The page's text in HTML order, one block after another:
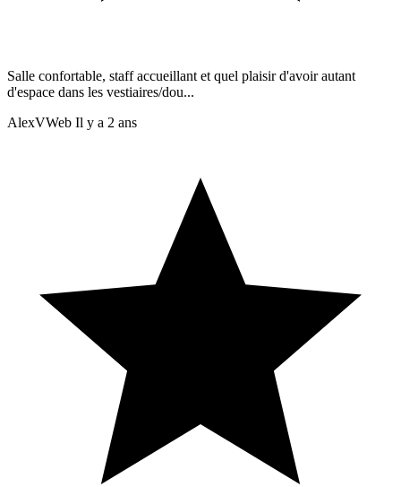
Salle confortable, staff accueillant et quel plaisir d'avoir autant
d'espace dans les vestiaires/dou...
AlexVWeb Il y a 2 ans